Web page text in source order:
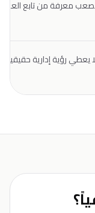
معرفة من تابع
يعطي رؤية إدارية حقيقية